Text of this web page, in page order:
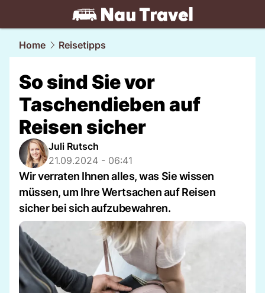
travel.NAU.ch
Home Reisetipps
So sind Sie vor
Taschendieben auf
Reisen sicher
Juli Rutsch
21.09.2024 - 06:41
Wir verraten Ihnen alles, was Sie wissen
müssen, um Ihre Wertsachen auf Reisen
sicher bei sich aufzubewahren.